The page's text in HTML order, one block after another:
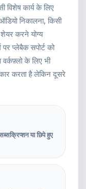
विशेष कार्य के लिए
निकालना, किसी
करने योग्य
प्लेबैक सपोर्ट को
के लिए भी
करता है लेकिन दूसरे
या छिपे हुए